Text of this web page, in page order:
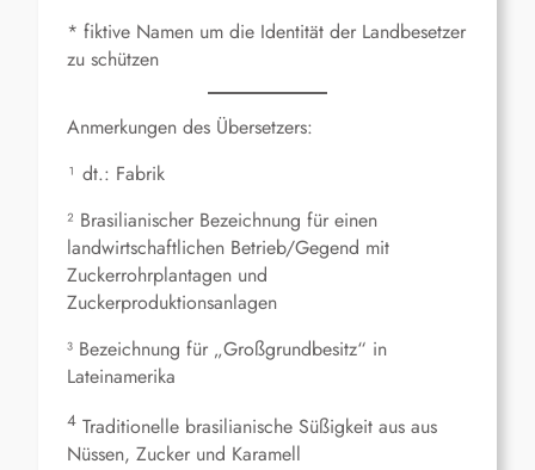
* fiktive Namen um die Identität der Landbesetzer
zu schützen
Anmerkungen des Übersetzers:
¹ dt.: Fabrik
² Brasilianischer Bezeichnung für einen
landwirtschaftlichen Betrieb/Gegend mit
Zuckerrohrplantagen und
Zuckerproduktionsanlagen
³ Bezeichnung für „Großgrundbesitz“ in
Lateinamerika
4 Traditionelle brasilianische Süßigkeit aus aus
Nüssen, Zucker und Karamell